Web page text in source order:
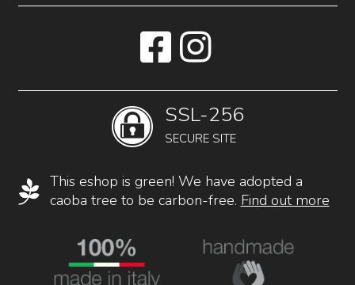
SSL-256
SECURE SITE
This eshop is green! We have adopted a
caoba tree to be carbon-free. Find out more